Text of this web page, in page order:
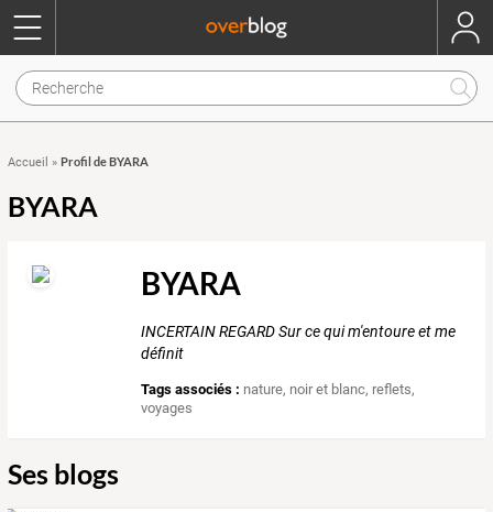
Accueil » Profil de BYARA
BYARA
BYARA
INCERTAIN REGARD Sur ce qui m'entoure et me
définit
Tags associés : nature, noir et blanc, reflets,
voyages
Ses blogs